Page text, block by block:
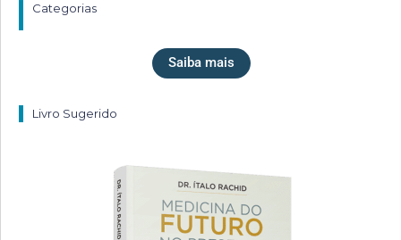
Categorias
Saiba mais
Livro Sugerido